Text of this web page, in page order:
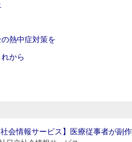
熱中症対策を
から
社会情報サービス】医療従事者が副